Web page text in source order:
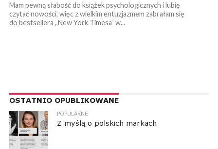
Mam pewną słabość do książek psychologicznych i lubię
czytać nowości, więc z wielkim entuzjazmem zabrałam się
do bestsellera ,,New York Timesa” w...
OSTATNIO OPUBLIKOWANE
POPULARNE
Z myślą o polskich markach